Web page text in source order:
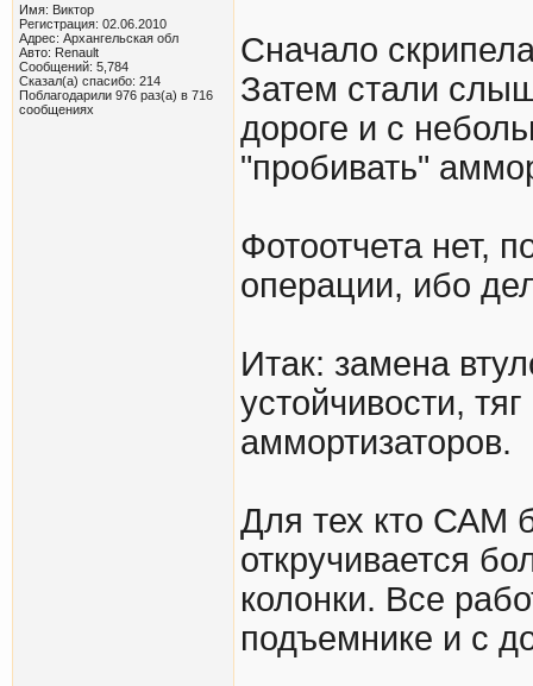
Имя: Виктор
Регистрация: 02.06.2010
Адрес: Архангельская обл
Авто: Renault
Сообщений: 5,784
Сказал(а) спасибо: 214
Поблагодарили 976 раз(а) в 716
сообщениях
Сначало
Затем стали
дороге и с
"пробивать"
Фотоотчета нет,
операции, ибо
Итак: замена
устойчивости,
аммортизаторов.
Для тех кто САМ
откручивается
колонки. Все
подъемнике и с